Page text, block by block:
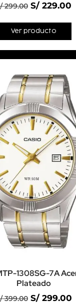
299.00 S/ 229.00
Ver producto
1308SG-7A
Plateado
399.00 S/299.00